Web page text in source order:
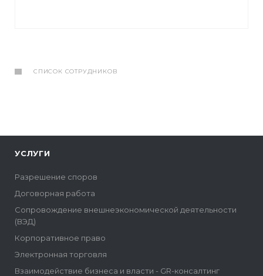
СПИСОК СОТРУДНИКОВ
УСЛУГИ
Разрешение споров
Договорная работа
Сопровождение внешнеэкономической деятельности
(ВЭД)
Корпоративное право
Электронная торговля
Взаимодействие бизнеса и власти - GR-консалтинг